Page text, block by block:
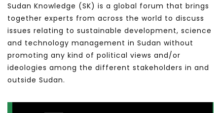
Sudan Knowledge (SK) is a global forum that brings
together experts from across the world to discuss
issues relating to sustainable development, science
and technology management in Sudan without
promoting any kind of political views and/or
ideologies among the different stakeholders in and
outside Sudan.